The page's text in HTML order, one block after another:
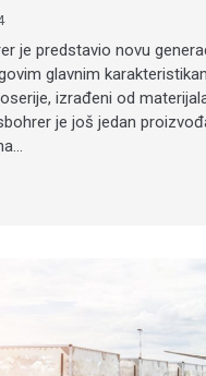
je predstavio novu
glavnim
izrađeni od
je još jedan